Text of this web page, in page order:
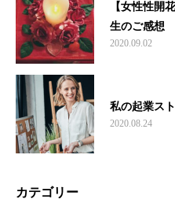
【女性性開
生のご感想
2020.09.02
私の起業ス
2020.08.24
カテゴリー